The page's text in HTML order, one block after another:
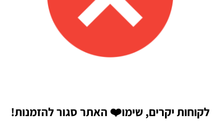
michal zindorf
אתר מאוד נוח!
קניתי מספר דברים דרך האינטרנט. אתר מאוד נח לשימוש . לאחר מספר
לקוחות יקרים, שימו❤️ האתר סגור להזמנות!